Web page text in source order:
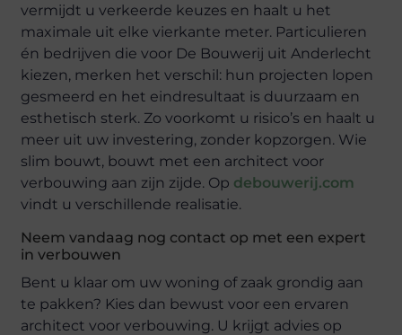
vermijdt u verkeerde keuzes en haalt u het
maximale uit elke vierkante meter. Particulieren
én bedrijven die voor De Bouwerij uit Anderlecht
kiezen, merken het verschil: hun projecten lopen
gesmeerd en het eindresultaat is duurzaam en
esthetisch sterk. Zo voorkomt u risico’s en haalt u
meer uit uw investering, zonder kopzorgen. Wie
slim bouwt, bouwt met een architect voor
verbouwing aan zijn zijde. Op debouwerij.com
vindt u verschillende realisatie.
Neem vandaag nog contact op met een expert
in verbouwen
Bent u klaar om uw woning of zaak grondig aan
te pakken? Kies dan bewust voor een ervaren
architect voor verbouwing. U krijgt advies op